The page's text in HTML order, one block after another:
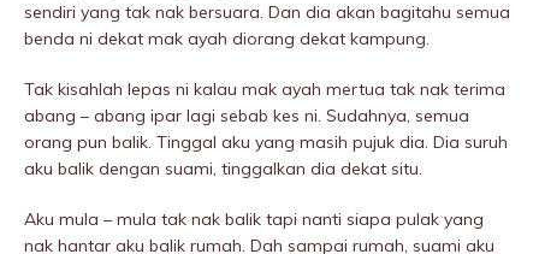
sendiri yang tak nak bersuara. Dan dia akan bagitahu semua
benda ni dekat mak ayah diorang dekat kampung.
Tak kisahlah lepas ni kalau mak ayah mertua tak nak terima
abang – abang ipar lagi sebab kes ni. Sudahnya, semua
orang pun balik. Tinggal aku yang masih pujuk dia. Dia suruh
aku balik dengan suami, tinggalkan dia dekat situ.
Aku mula – mula tak nak balik tapi nanti siapa pulak yang
nak hantar aku balik rumah. Dah sampai rumah, suami aku